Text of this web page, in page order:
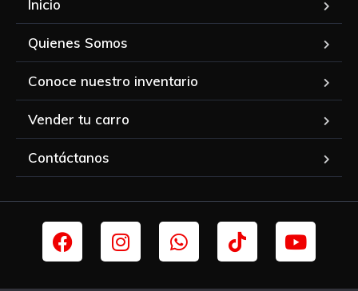
Inicio
Quienes Somos
Conoce nuestro inventario
Vender tu carro
Contáctanos